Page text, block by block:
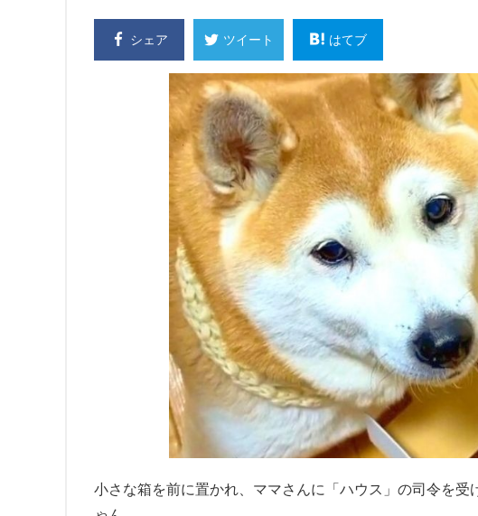
シェア ツイート はてブ
小さな箱を前に置かれ、ママさんに「ハウス」の司令を